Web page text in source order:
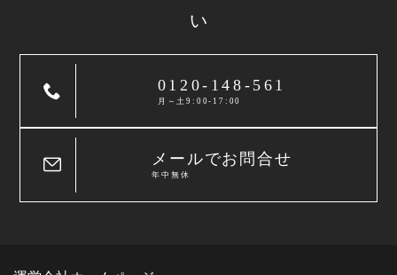
い
0120-148-561
月～土9:00-17:00
メールでお問合せ
年中無休